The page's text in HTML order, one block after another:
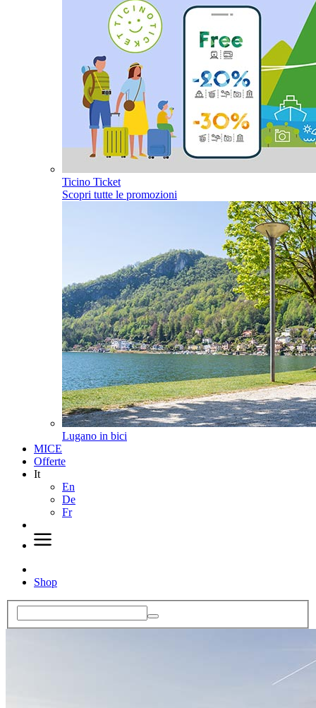
Ticino Ticket
Scopri tutte le promozioni
Lugano in bici
MICE
Offerte
It
En
De
Fr
Shop